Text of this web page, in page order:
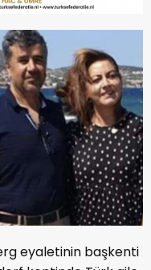
eyaletinin başkenti